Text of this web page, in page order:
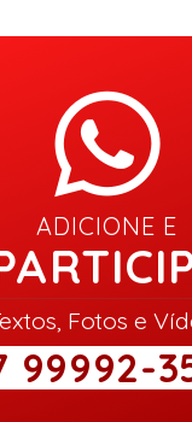
ADICIONE E
Fotos e
99992-